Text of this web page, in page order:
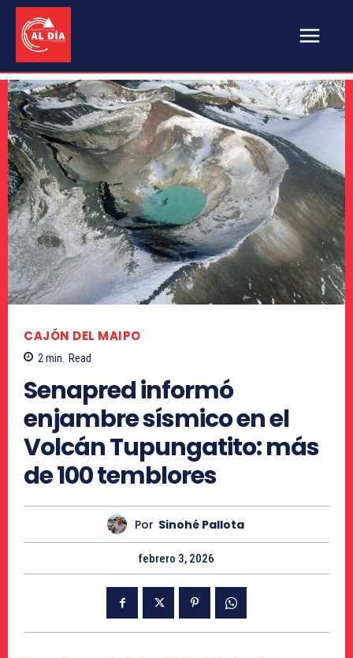
CAJÓN DEL MAIPO
2min. Read
Senapred informó
enjambre sísmico en el
Volcán Tupungatito: más
de 100 temblores
Por Sinohé Pallota
febrero 3, 2026